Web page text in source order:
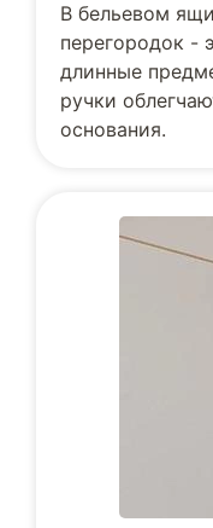
В бельевом
перегородок -
длинные
ручки
основания.